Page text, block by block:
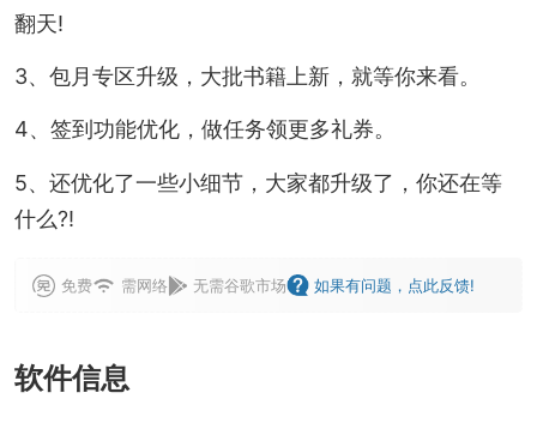
翻天!
3、包月专区升级，大批书籍上新，就等你来看。
4、签到功能优化，做任务领更多礼券。
5、还优化了一些小细节，大家都升级了，你还在等
什么?!
免费 需网络 无需谷歌市场 如果有问题，点此反馈!
软件信息